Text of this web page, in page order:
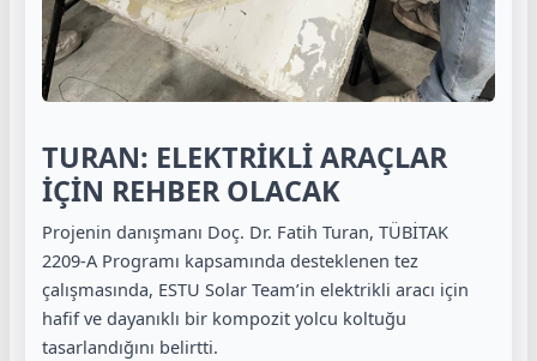
TURAN: ELEKTRİKLİ ARAÇLAR
İÇİN REHBER OLACAK
Projenin danışmanı Doç. Dr. Fatih Turan, TÜBİTAK
2209-A Programı kapsamında desteklenen tez
çalışmasında, ESTU Solar Team’in elektrikli aracı için
hafif ve dayanıklı bir kompozit yolcu koltuğu
tasarlandığını belirtti.